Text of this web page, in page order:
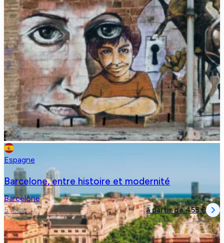
Espagne
Barcelone, entre histoire et modernité
Barcelone
5 jours à partir de455 €